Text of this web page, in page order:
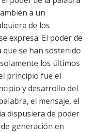
a un
de los
expresa. El poder de
se han sostenido
los últimos
principio fue el
y desarrollo del
el mensaje, el
dispusiera de poder
generación en